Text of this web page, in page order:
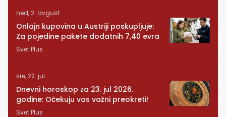
ned, 2. avgust
Onlajn kupovina u Austriji poskupljuje:
Za pojedine pakete dodatnih 7,40 evra
Svet Plus
sre, 22. jul
Dnevni horoskop za 23. jul 2026.
godine: Očekuju vas važni preokreti!
Svet Plus